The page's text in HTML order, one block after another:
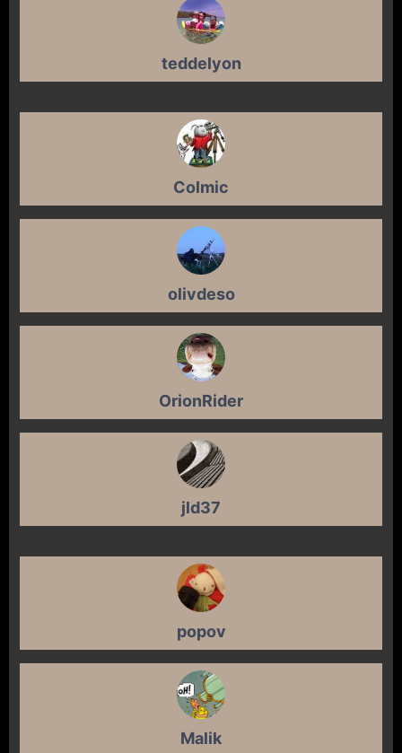
teddelyon
Colmic
olivdeso
OrionRider
jld37
popov
Malik